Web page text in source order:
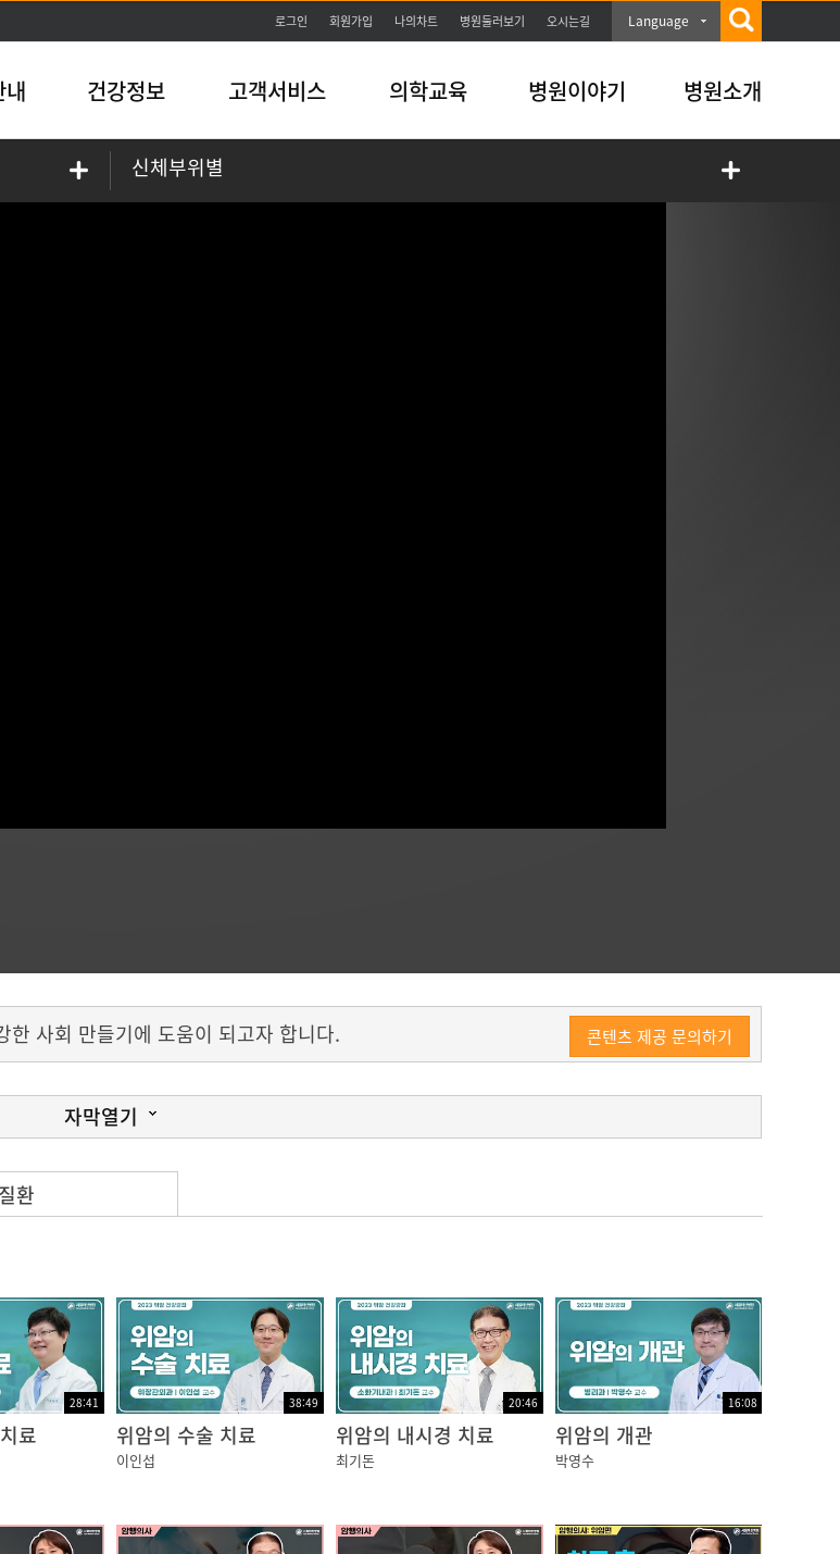
본문바로가기
로그인 회원가입 나의차트 병원둘러보기 오시는길 Language
건강정보 고객서비스 의학교육 병원이야기 병원소개
신체부위별
한 사회 만들기에 도움이 되고자 합니다. 콘텐츠 제공 문의하기
자막열기
환
28:41
료
38:49
위암의 수술 치료
이인섭
20:46
위암의 내시경 치료
최기돈
16:08
위암의 개관
박영수